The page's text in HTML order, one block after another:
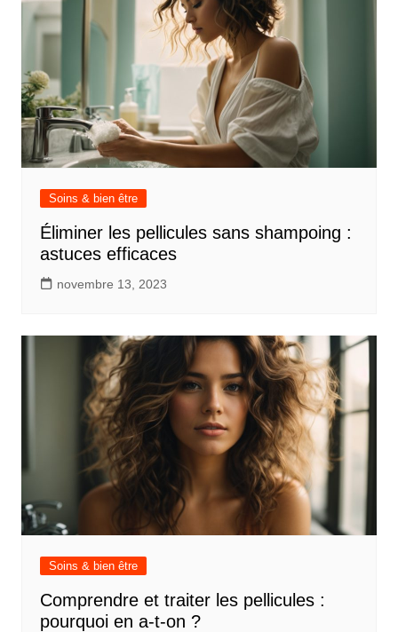
Soins & bien être
Éliminer les pellicules sans shampoing :
astuces efficaces
novembre 13, 2023
Soins & bien être
Comprendre et traiter les pellicules :
pourquoi en a-t-on ?